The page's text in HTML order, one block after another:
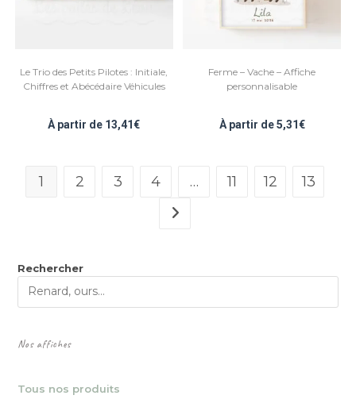
Le Trio des Petits Pilotes : Initiale,
Chiffres et Abécédaire Véhicules
À partir de 13,41€
Ferme – Vache – Affiche
personnalisable
À partir de5,31€
1 2 3 4 … 11 12 13
Rechercher
Nos affiches
Tous nos produits